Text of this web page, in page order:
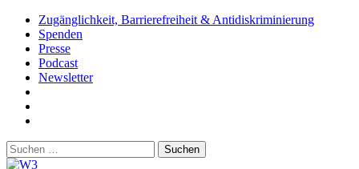
Zum
Inhalt
springen
Zugänglichkeit, Barrierefreiheit & Antidiskriminierung
Spenden
Presse
Podcast
Newsletter
Youtube
Suchen
nach: